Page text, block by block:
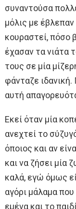
συναντούσα
μόλις με
κουραστεί, πόσο
έχασαν τα νιάτα
τους σε μία
φάνταζε ιδανική.
αυτή
Εκεί όταν μία
ανεχτεί το
όποιος και αν
και να ζήσει μία
καλά, εγώ όμως
αγόρι μάλαμα που
εμένα και το